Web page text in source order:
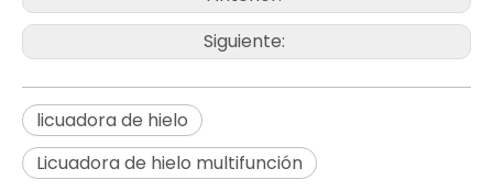
Siguiente:
licuadora de hielo
Licuadora de hielo multifunción